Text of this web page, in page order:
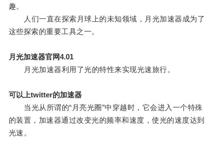
趣。
人们一直在探索月球上的未知领域，月光加速器成为了
这些探索的重要工具之一。
月光加速器官网4.01
月光加速器利用了光的特性来实现光速旅行。
可以上twitter的加速器
当光从所谓的“月亮光圈”中穿越时，它会进入一个特殊
的装置，加速器通过改变光的频率和速度，使光的速度达到
光速。